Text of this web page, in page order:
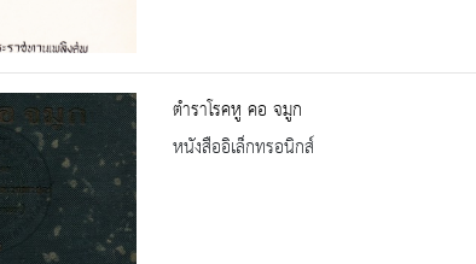
ตำราโรคหู คอ จมูก
หนังสืออิเล็กทรอนิกส์